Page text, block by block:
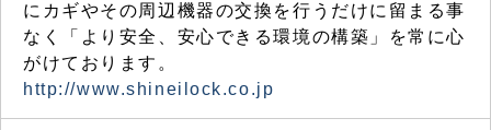
にカギやその周辺機器の交換を行うだけに留まる事
なく「より安全、安心できる環境の構築」を常に心
がけております。
http://www.shineilock.co.jp